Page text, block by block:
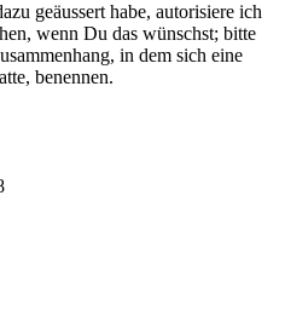
geäussert habe, autorisiere ich
wenn Du das wünschst; bitte
in dem sich eine
benennen.